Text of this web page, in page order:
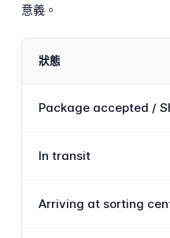
意義。
狀態
Package accepted /
In transit
Arriving at sorting